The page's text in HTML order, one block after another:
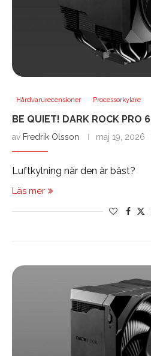
Hårdvarurecensioner Processorkylare
BE QUIET! DARK ROCK PRO 6
av Fredrik Olsson maj 19, 2026
Luftkylning när den är bäst?
Läs mer